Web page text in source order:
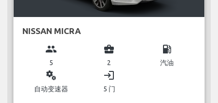
NISSAN MICRA
group
5
business_center
2
local_gas_station
汽油
miscellaneous_services
自动变速器
login
5 门